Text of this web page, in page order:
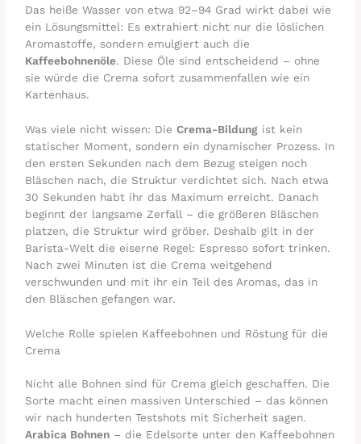
Das heiße Wasser von etwa 92–94 Grad wirkt dabei wie
ein Lösungsmittel: Es extrahiert nicht nur die löslichen
Aromastoffe, sondern emulgiert auch die
Kaffeebohnenöle. Diese Öle sind entscheidend – ohne
sie würde die Crema sofort zusammenfallen wie ein
Kartenhaus.
Was viele nicht wissen: DieCrema-Bildung ist kein
statischer Moment, sondern ein dynamischer Prozess. In
den ersten Sekunden nach dem Bezug steigen noch
Bläschen nach, die Struktur verdichtet sich. Nach etwa
30 Sekunden habt ihr das Maximum erreicht. Danach
beginnt der langsame Zerfall – die größeren Bläschen
platzen, die Struktur wird gröber. Deshalb gilt in der
Barista-Welt die eiserne Regel: Espresso sofort trinken.
Nach zwei Minuten ist die Crema weitgehend
verschwunden und mit ihr ein Teil des Aromas, das in
den Bläschen gefangen war.
Welche Rolle spielen Kaffeebohnen und Röstung für die
Crema
Nicht alle Bohnen sind für Crema gleich geschaffen. Die
Sorte macht einen massiven Unterschied – das können
wir nach hunderten Testshots mit Sicherheit sagen.
Arabica Bohnen – die Edelsorte unter den Kaffeebohnen